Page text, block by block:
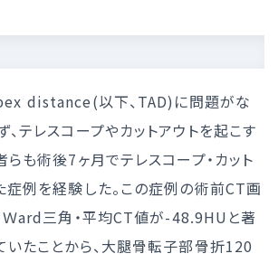
distance(以下、TAD)に問題がな
、テレスコープやカットアウトを起こす
らも術後7ヶ月でテレスコープ・カット
症例を経験した。この症例の術前CT画
ard三角・平均CT値が-48.9HUと著
いたことから、大腿骨転子部骨折120